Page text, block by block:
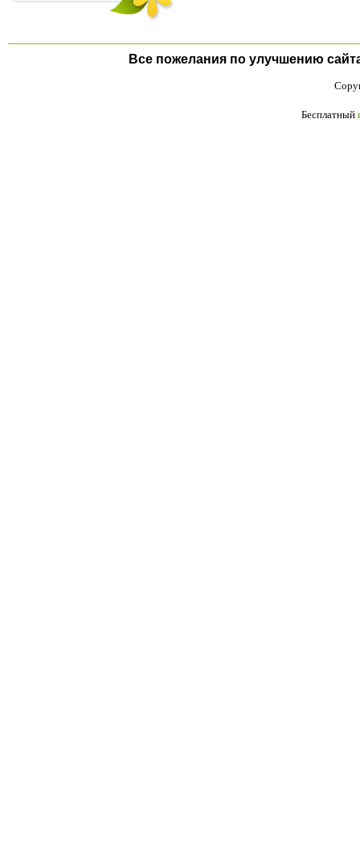
Все пожелания по улучшению
Бесплатный